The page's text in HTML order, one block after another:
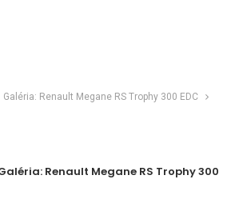
Galéria: Renault Megane RS Trophy 300 EDC
Renault Megane RS Trophy 300